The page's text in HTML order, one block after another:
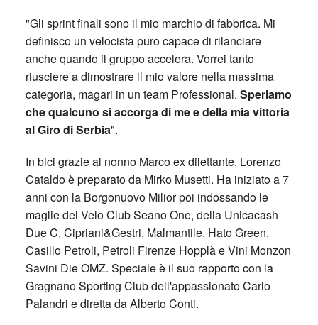
"Gli sprint finali sono il mio marchio di fabbrica. Mi
definisco un velocista puro capace di rilanciare
anche quando il gruppo accelera. Vorrei tanto
riusciere a dimostrare il mio valore nella massima
categoria, magari in un team Professional. Speriamo
che qualcuno si accorga di me e della mia vittoria
al Giro di Serbia".
In bici grazie al nonno Marco ex dilettante, Lorenzo
Cataldo è preparato da Mirko Musetti. Ha iniziato a 7
anni con la Borgonuovo Milior poi indossando le
maglie del Velo Club Seano One, della Unicacash
Due C, Cipriani&Gestri, Malmantile, Hato Green,
Casillo Petroli, Petroli Firenze Hopplà e Vini Monzon
Savini Die OMZ. Speciale è il suo rapporto con la
Gragnano Sporting Club dell'appassionato Carlo
Palandri e diretta da Alberto Conti.